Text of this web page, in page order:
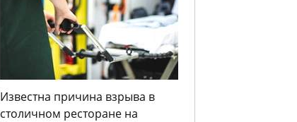
Известна причина взрыва в
столичном ресторане на